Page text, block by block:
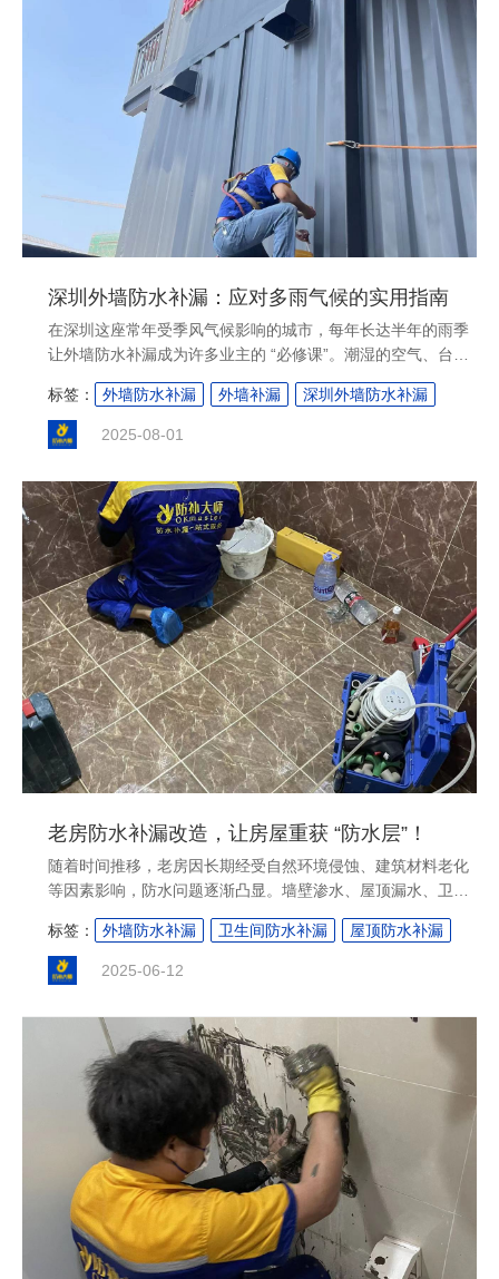
深圳外墙防水补漏：应对多雨气候的实用指南
在深圳这座常年受季风气候影响的城市，每年长达半年的雨季
让外墙防水补漏成为许多业主的 “必修课”。潮湿的空气、台风
带来的强降雨，再加上建筑物长期经受的日晒雨淋，外墙很容
易出现渗水、空鼓等问题。本文将从深圳气候对建筑外墙的影
响出发，详细介绍外墙防水补漏的关键知识，帮助业主有效解
决漏水难题。....
标签： 外墙防水补漏 外墙补漏 深圳外墙防水补漏
2025-08-01
老房防水补漏改造，让房屋重获 “防水层”！
随着时间推移，老房因长期经受自然环境侵蚀、建筑材料老化
等因素影响，防水问题逐渐凸显。墙壁渗水、屋顶漏水、卫生
间积水等现象不仅影响居住舒适度，还可能危及房屋结构安
全。进行老房防水补漏改造，是让房屋重获可靠 “防水层”、恢
复居住品质的关键举措。下面就为大家详细介绍老房防水补漏
改造的相关要点。....
标签： 外墙防水补漏 卫生间防水补漏 屋顶防水补漏
2025-06-12